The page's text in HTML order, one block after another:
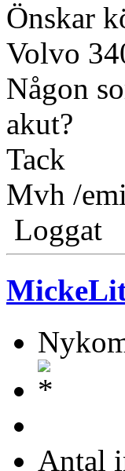
Önskar
Volvo
Någon
akut?
Tack
Mvh /
Loggat
Antal